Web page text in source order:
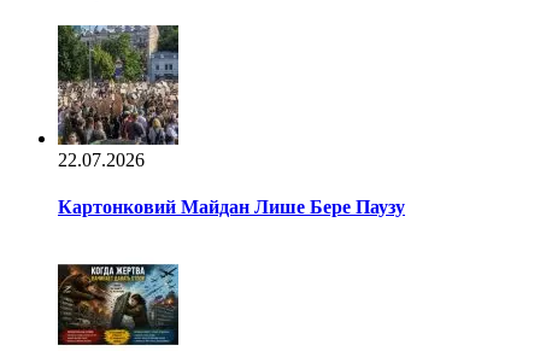
22.07.2026
Картонковий Майдан Лише Бере Паузу